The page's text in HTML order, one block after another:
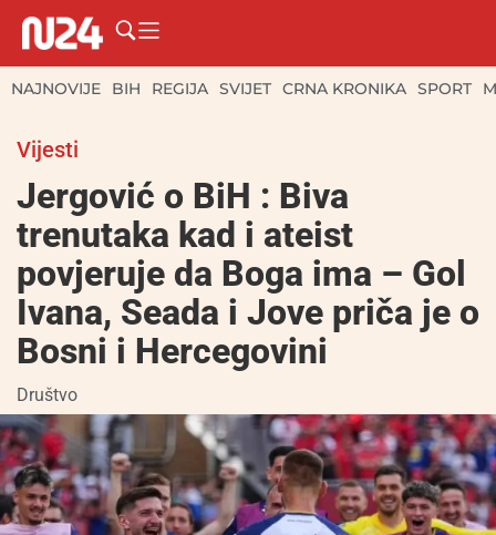
NAJNOVIJE BIH REGIJA SVIJET CRNA KRONIKA SPORT
Vijesti
Jergović o BiH : Biva
trenutaka kad i ateist
povjeruje da Boga ima – Gol
Ivana, Seada i Jove priča je o
Bosni i Hercegovini
Društvo